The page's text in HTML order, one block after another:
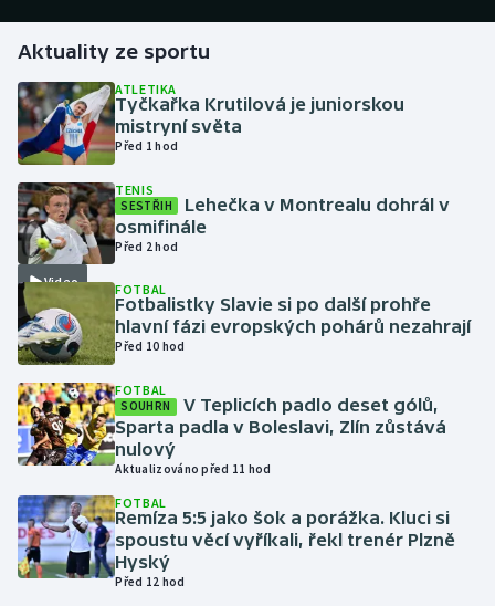
Gymnastika
Házená
Jezdectví
Judo
Krasobruslení
Lezení
Moderní pětiboj
Olympijské hry
Parasport
Aktuality ze sportu
ATLETIKA
Tyčkařka Krutilová je juniorskou
mistryní světa
Před 1 hod
Video
TENIS
SESTŘIH
Lehečka v Montrealu dohrál v
osmifinále
Před 2 hod
FOTBAL
Fotbalistky Slavie si po další prohře
hlavní fázi evropských pohárů nezahrají
Před 10 hod
FOTBAL
SOUHRN
V Teplicích padlo deset gólů,
Sparta padla v Boleslavi, Zlín zůstává
nulový
Aktualizováno před 11 hod
FOTBAL
Remíza 5:5 jako šok a porážka. Kluci si
spoustu věcí vyříkali, řekl trenér Plzně
Hyský
Před 12 hod